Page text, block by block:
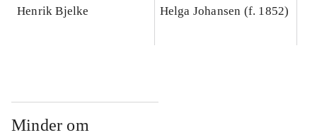
Henrik Bjelke
Redegjørelse
Helga Johansen (f. 1852)
Minder om